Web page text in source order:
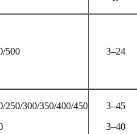
500 3–24
250/300/350/400/450
3–45
3–40